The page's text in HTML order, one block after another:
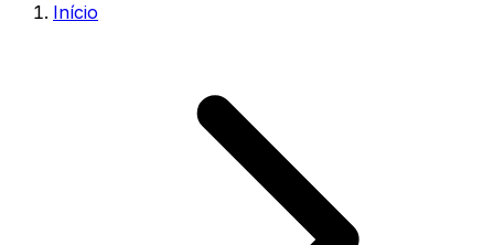
Início